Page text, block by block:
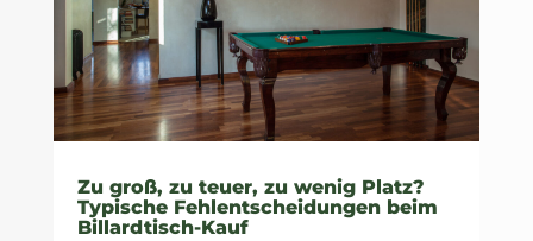
Zu groß, zu teuer, zu wenig Platz?
Typische Fehlentscheidungen beim
Billardtisch-Kauf